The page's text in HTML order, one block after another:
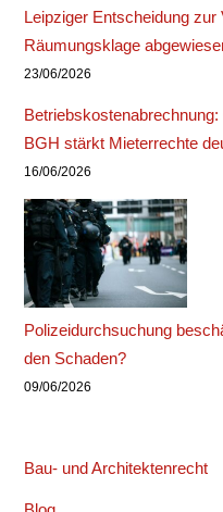
Leipziger Entscheidung zur
Räumungsklage
23/06/2026
BGH stärkt Mieterrechte
16/06/2026
Polizeidurchsuchung
den Schaden?
09/06/2026
Bau- und Architektenrecht